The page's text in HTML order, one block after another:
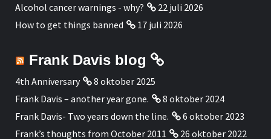
Alcohol cancer warnings - why?
22 juli 2026
How to get things banned
17 juli 2026
Frank Davis blog
4th Anniversary
8 oktober 2025
Frank Davis – another year gone.
8 oktober 2024
Frank Davis- Two years down the line.
6 oktober 2023
Frank’s thoughts from October 2011
26 oktober 2022